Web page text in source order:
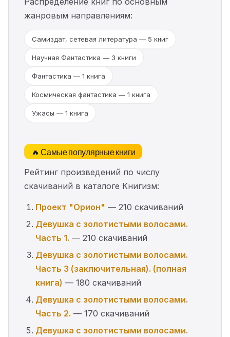
жанровым направлениям:
Самиздат, сетевая литература — 5 книг
Научная Фантастика — 3 книги
Фантастика — 1 книга
Космическая фантастика — 1 книга
Ужасы — 1 книга
🔥 Самые популярные книги
Рейтинг произведений по числу
скачиваний в каталоге Книгизм:
Проект "Орион" — 210 скачиваний
Девушка с золотистыми волосами.
Часть 1. — 210 скачиваний
Девушка с золотистыми волосами.
Часть 3 (заключительная). (полная
книга) — 180 скачиваний
Девушка с золотистыми волосами.
Часть 2. — 170 скачиваний
Девушка с золотистыми волосами.